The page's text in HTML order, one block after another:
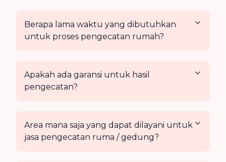
Berapa lama waktu yang dibutuhkan
untuk proses pengecatan rumah?
Apakah ada garansi untuk hasil
pengecatan?
Area mana saja yang dapat dilayani untuk
jasa pengecatan ruma / gedung?